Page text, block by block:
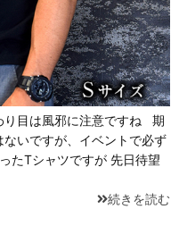
り目は風邪に注意ですね 期
いですが、イベントで必ず
たTシャツですが 先日待望
続きを読む